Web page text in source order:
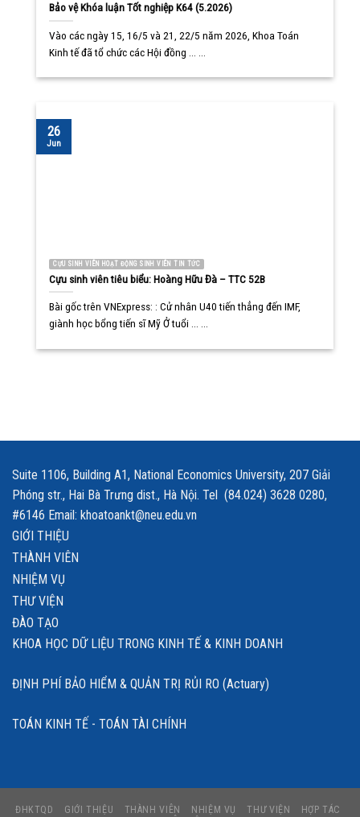
Bảo vệ Khóa luận Tốt nghiệp K64 (5.2026)
Vào các ngày 15, 16/5 và 21, 22/5 năm 2026, Khoa Toán
Kinh tế đã tổ chức các Hội đồng ... ...
CỰU SINH VIÊN HOẠT ĐỘNG SINH VIÊN TIN TỨC
Cựu sinh viên tiêu biểu: Hoàng Hữu Đà – TTC 52B
Bài gốc trên VNExpress: : Cử nhân U40 tiến thẳng đến IMF,
giành học bổng tiến sĩ Mỹ Ở tuổi ... ...
26
Jun
Suite 1106, Building A1, National Economics University, 207 Giải
Phóng str., Hai Bà Trưng dist., Hà Nội. Tel (84.024) 3628 0280,
#6146 Email: khoatoankt@neu.edu.vn
GIỚI THIỆU
THÀNH VIÊN
NHIỆM VỤ
THƯ VIỆN
ĐÀO TẠO
KHOA HỌC DỮ LIỆU TRONG KINH TẾ & KINH DOANH
ĐỊNH PHÍ BẢO HIỂM & QUẢN TRỊ RỦI RO (Actuary)
TOÁN KINH TẾ - TOÁN TÀI CHÍNH
ĐHKTQD GIỚI THIỆU THÀNH VIÊN NHIỆM VỤ THƯ VIỆN
HỢP TÁC